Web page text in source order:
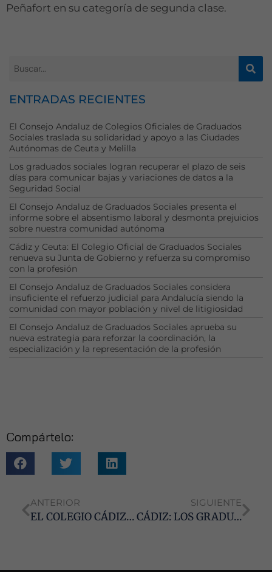
Peñafort en su categoría de segunda clase.
ENTRADAS RECIENTES
El Consejo Andaluz de Colegios Oficiales de Graduados
Sociales traslada su solidaridad y apoyo a las Ciudades
Autónomas de Ceuta y Melilla
Los graduados sociales logran recuperar el plazo de seis
días para comunicar bajas y variaciones de datos a la
Seguridad Social
El Consejo Andaluz de Graduados Sociales presenta el
informe sobre el absentismo laboral y desmonta prejuicios
sobre nuestra comunidad autónoma
Cádiz y Ceuta: El Colegio Oficial de Graduados Sociales
renueva su Junta de Gobierno y refuerza su compromiso
con la profesión
El Consejo Andaluz de Graduados Sociales considera
insuficiente el refuerzo judicial para Andalucía siendo la
comunidad con mayor población y nivel de litigiosidad
El Consejo Andaluz de Graduados Sociales aprueba su
nueva estrategia para reforzar la coordinación, la
especialización y la representación de la profesión
Compártelo:
ANTERIOR
EL COLEGIO CÁDIZ, EN LA ENTREGA DE BECAS DE RELACIONES LABORALES Y RECURSOS HUMANOS DEL CAMPUS DE ALGECIRAS DE LA UCA
SIGUIENTE
CÁDIZ: LOS GRADUADOS SOCIALES PIDEN A PARLAMENTARIOS DEL PP EN ANDALUCÍA SOLUCIONES PARA EL DÉFICIT DE SEDES JUDICIALES
Estas
cookies no
son
mejorar la
funcionalidad